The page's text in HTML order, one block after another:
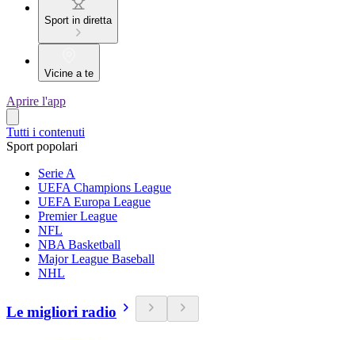
Sport in diretta
Vicine a te
Aprire l'app
Tutti i contenuti
Sport popolari
Serie A
UEFA Champions League
UEFA Europa League
Premier League
NFL
NBA Basketball
Major League Baseball
NHL
Le migliori radio